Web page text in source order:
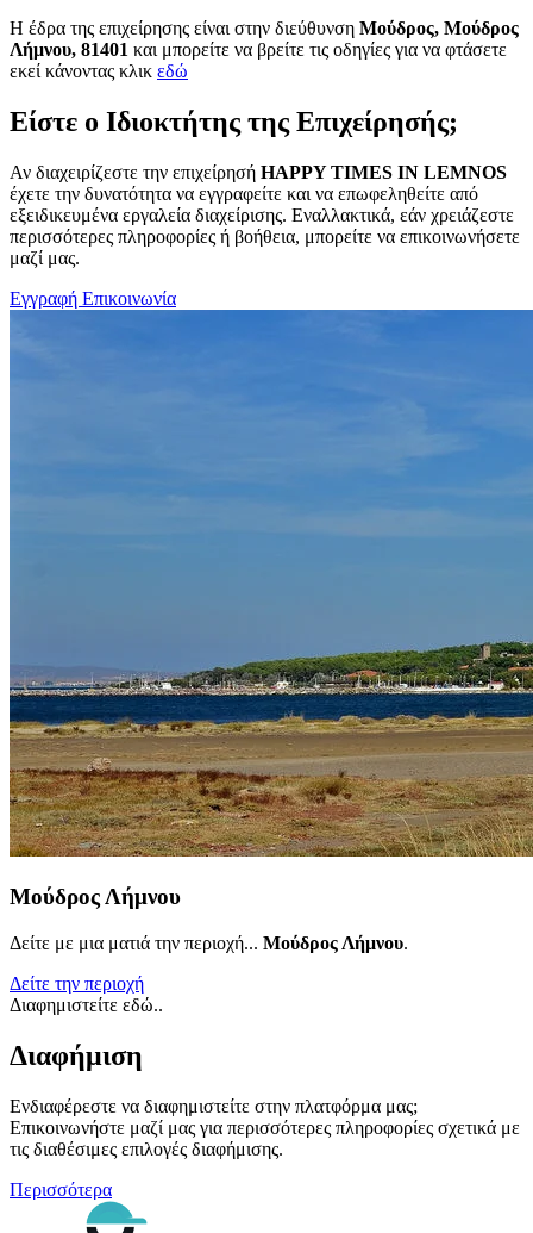
H έδρα της επιχείρησης είναι στην διεύθυνση Μούδρος, Μούδρος
Λήμνου, 81401 και μπορείτε να βρείτε τις οδηγίες για να φτάσετε
εκεί κάνοντας κλικ εδώ
Είστε ο Ιδιοκτήτης της Επιχείρησής;
Αν διαχειρίζεστε την επιχείρησή HAPPY TIMES IN LEMNOS
έχετε την δυνατότητα να εγγραφείτε και να επωφεληθείτε από
εξειδικευμένα εργαλεία διαχείρισης. Εναλλακτικά, εάν χρειάζεστε
περισσότερες πληροφορίες ή βοήθεια, μπορείτε να επικοινωνήσετε
μαζί μας.
Εγγραφή Επικοινωνία
Μούδρος Λήμνου
Δείτε με μια ματιά την περιοχή... Μούδρος Λήμνου.
Δείτε την περιοχή
Διαφημιστείτε εδώ..
Διαφήμιση
Ενδιαφέρεστε να διαφημιστείτε στην πλατφόρμα μας;
Επικοινωνήστε μαζί μας για περισσότερες πληροφορίες σχετικά με
τις διαθέσιμες επιλογές διαφήμισης.
Περισσότερα